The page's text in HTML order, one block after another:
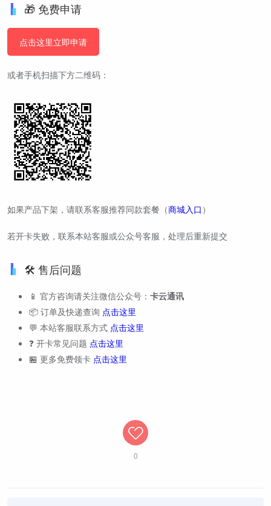
🎁 免费申请
点击这里立即申请
或者手机扫描下方二维码：
如果产品下架，请联系客服推荐同款套餐（商城入口 ）
若开卡失败，联系本站客服或公众号客服，处理后重新提交
🛠️ 售后问题
📱 官方咨询请关注微信公众号： 卡云通讯
📦 订单及快递查询 点击这里
💬 本站客服联系方式 点击这里
❓ 开卡常见问题 点击这里
🏪 更多免费领卡 点击这里
0